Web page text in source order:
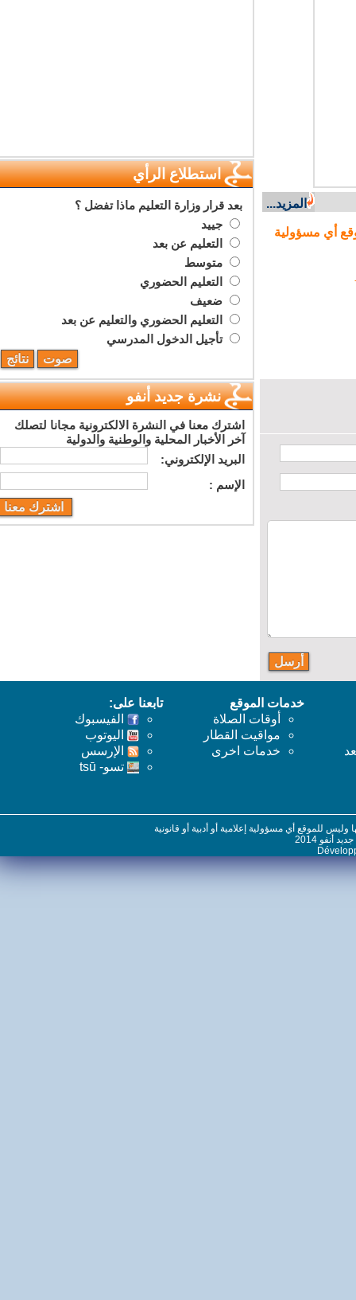
المزيد...
أي مسؤولية
استطلاع الرأي
بعد قرار وزارة التعليم ماذا تفضل ؟
جييد
التعليم عن بعد
متوسط
التعليم الحضوري
ضعيف
التعليم الحضوري والتعليم عن بعد
تأجيل الدخول المدرسي
نشرة جديد أنفو
اشترك معنا في النشرة الالكترونية مجانا لتصلك
آخر الأخبار المحلية والوطنية والدولية
البريد اﻹلكتروني:
اﻹسم :
خدمات الموقع
أوقات الصلاة
مواقيت القطار
خدمات اخرى
تابعنا على:
الفيسبوك
اليوتوب
اﻹرسس
تسو- tsū
للموقع أي مسؤولية إعلامية أو أدبية أو قانونية
2014